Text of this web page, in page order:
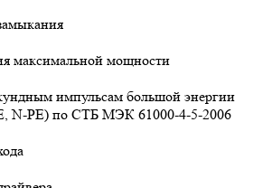
максимальной мощности
импульсам большой энергии
N-PE) по СТБ МЭК 61000-4-5-2006